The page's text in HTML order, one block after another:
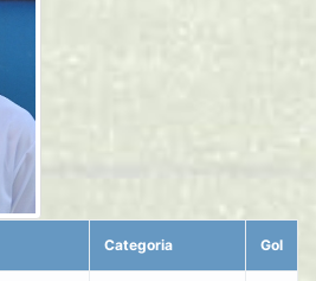
Categoria Gol